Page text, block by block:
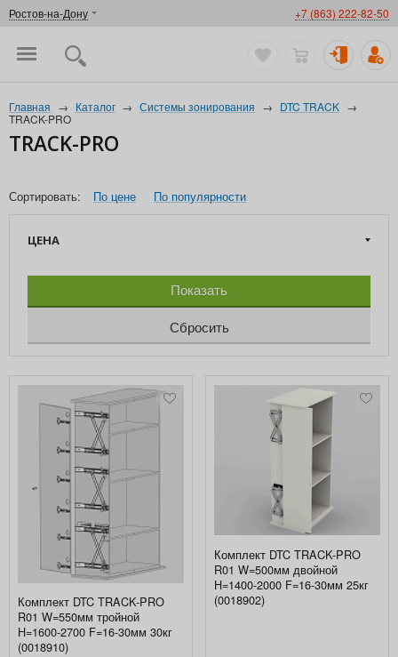
Ростов-на-Дону +7 (863) 222-82-50
Главная → Каталог → Системы зонирования → DTC TRACK →
TRACK-PRO
TRACK-PRO
Сортировать: По цене По популярности
ЦЕНА
Показать
Сбросить
Комплект DTC TRACK-PRO
R01 W=550мм тройной
H=1600-2700 F=16-30мм 30кг
(0018910)
Комплект DTC TRACK-PRO
R01 W=500мм двойной
H=1400-2000 F=16-30мм 25кг
(0018902)